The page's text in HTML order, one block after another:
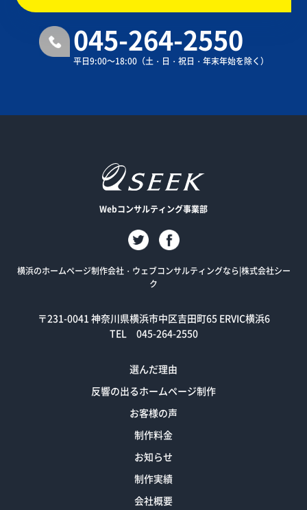
045-264-2550
平日9:00～18:00（土・日・祝日・年末年始を除く）
Webコンサルティング事業部
横浜のホームページ制作会社・ウェブコンサルティングなら|株式会社シー
ク
〒231-0041 神奈川県横浜市中区吉田町65 ERVIC横浜6
TEL 045-264-2550
選んだ理由
反響の出るホームページ制作
お客様の声
制作料金
お知らせ
制作実績
会社概要